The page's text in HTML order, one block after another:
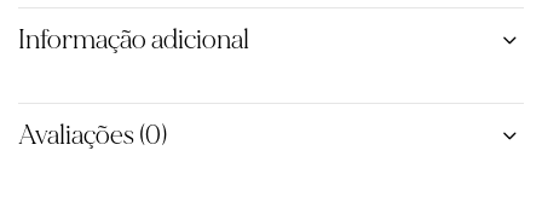
Informação adicional
Avaliações (0)